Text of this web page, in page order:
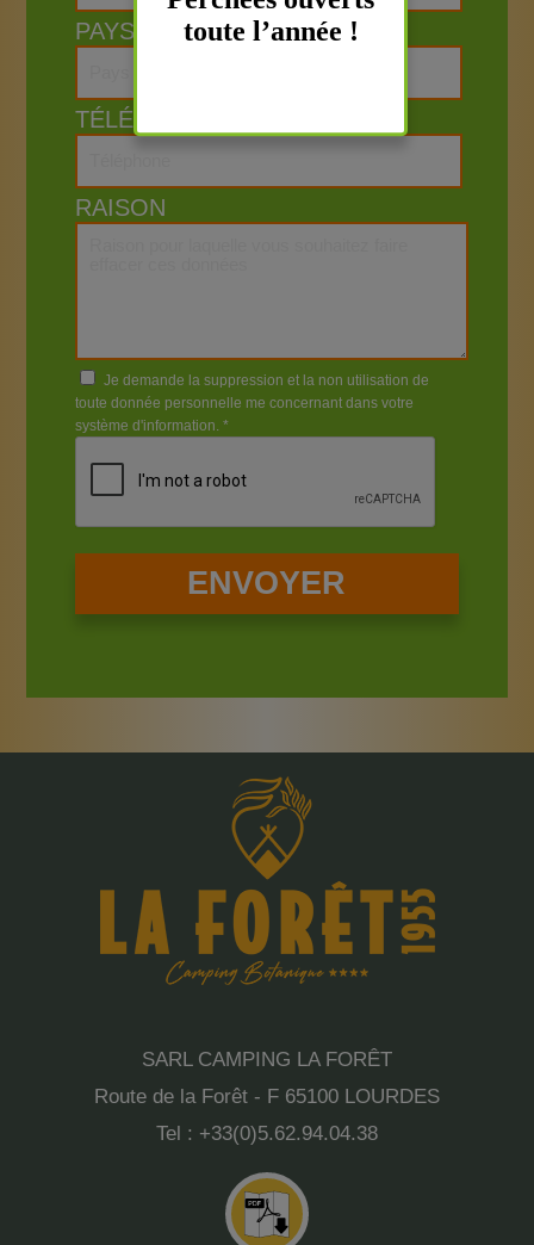
toute l’année !
PAYS
TÉLÉPHONE
RAISON
Je demande la suppression et la non utilisation de
toute donnée personnelle me concernant dans votre
système d'information. *
SARL CAMPING LA FORÊT
Route de la Forêt - F 65100 LOURDES
Tel : +33(0)5.62.94.04.38